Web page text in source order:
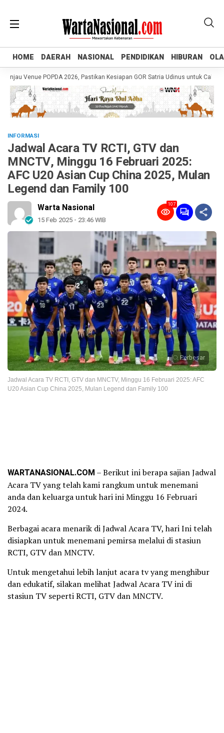
HOME DAERAH NASIONAL PENDIDIKAN HIBURAN
HOME DAERAH NASIONAL PENDIDIKAN HIBURAN
Venue POPDA 2026, Pastikan Kesiapan GOR Satria Udinus untuk Cabor Tenis
INFORMASI
Jadwal Acara TV RCTI, GTV dan
MNCTV, Minggu 16 Februari 2025:
AFC U20 Asian Cup China 2025, Mulan
Legend dan Family 100
Warta Nasional
15 Feb 2025 - 23:46 WIB
107
Perbesar
Jadwal Acara TV RCTI, GTV dan MNCTV, Minggu 16 Februari 2025: AFC
U20 Asian Cup China 2025, Mulan Legend dan Family 100
WARTANASIONAL.COM – Berikut ini berapa sajian Jadwal
Acara TV yang telah kami rangkum untuk menemani
anda dan keluarga untuk hari ini Minggu 16 Februari
2024.
Berbagai acara menarik di Jadwal Acara TV, hari Ini telah
disiapkan untuk menemani pemirsa melalui di stasiun
RCTI, GTV dan MNCTV.
Untuk mengetahui lebih lanjut acara tv yang menghibur
dan edukatif, silakan melihat Jadwal Acara TV ini di
stasiun TV seperti RCTI, GTV dan MNCTV.